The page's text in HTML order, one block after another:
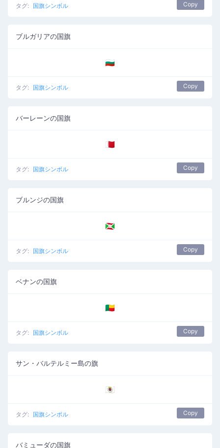
タグ: 国旗シンボル Copy
ブルガリアの国旗
🇧🇬
タグ: 国旗シンボル Copy
バーレーンの国旗
🇧🇭
タグ: 国旗シンボル Copy
ブルンジの国旗
🇧🇮
タグ: 国旗シンボル Copy
ベナンの国旗
🇧🇯
タグ: 国旗シンボル Copy
サン・バルテルミー島の旗
🇧🇱
タグ: 国旗シンボル Copy
バミューダの国旗